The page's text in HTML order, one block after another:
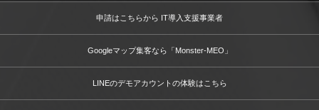
申請はこちらから IT導入支援事業者
Googleマップ集客なら「Monster-MEO」
LINEのデモアカウントの体験はこちら